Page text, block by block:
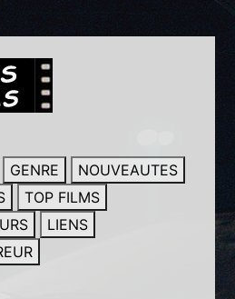
GENRE
NOUVEAUTES
TOP FILMS
LIENS